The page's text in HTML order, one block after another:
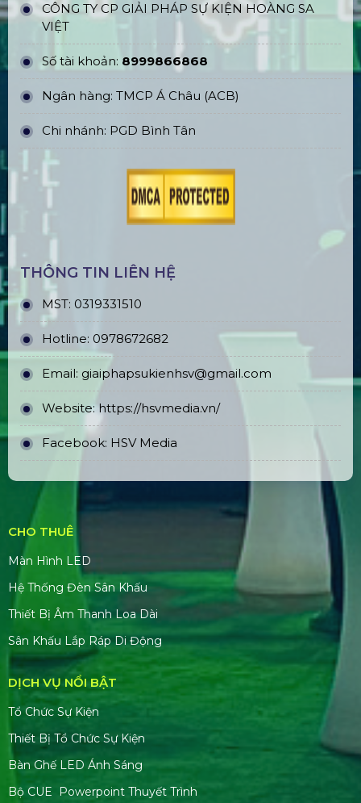
CÔNG TY CP GIẢI PHÁP SỰ KIỆN HOÀNG SA
VIỆT
Số tài khoản: 8999866868
Ngân hàng: TMCP Á Châu (ACB)
Chi nhánh: PGD Bình Tân
THÔNG TIN LIÊN HỆ
MST: 0319331510
Hotline: 0978672682
Email: giaiphapsukienhsv@gmail.com
Website:https://hsvmedia.vn/
Facebook: HSV Media
CHO THUÊ
Màn Hình LED
Hệ Thống Đèn Sân Khấu
Thiết Bị Âm Thanh Loa Dài
Sân Khấu Lắp Ráp Di Động
DỊCH VỤ NỔI BẬT
Tổ Chức Sự Kiện
Thiết Bị Tổ Chức Sự Kiện
Bàn Ghế LED Ánh Sáng
Bộ CUE Powerpoint Thuyết Trình